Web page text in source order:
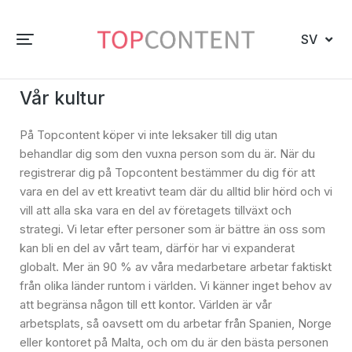
SV
Vår kultur
På Topcontent köper vi inte leksaker till dig utan
behandlar dig som den vuxna person som du är. När du
registrerar dig på Topcontent bestämmer du dig för att
vara en del av ett kreativt team där du alltid blir hörd och vi
vill att alla ska vara en del av företagets tillväxt och
strategi. Vi letar efter personer som är bättre än oss som
kan bli en del av vårt team, därför har vi expanderat
globalt. Mer än 90 % av våra medarbetare arbetar faktiskt
från olika länder runtom i världen. Vi känner inget behov av
att begränsa någon till ett kontor. Världen är vår
arbetsplats, så oavsett om du arbetar från Spanien, Norge
eller kontoret på Malta, och om du är den bästa personen